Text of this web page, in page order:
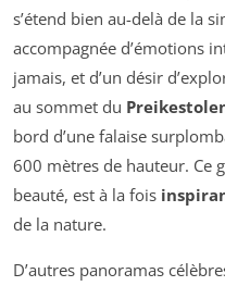
s’étend bien au-delà de la
accompagnée d’émotions
jamais, et d’un désir
au sommet du
bord d’une falaise
600 mètres de hauteur. Ce
beauté, est à la fois
de la nature.
D’autres panoramas